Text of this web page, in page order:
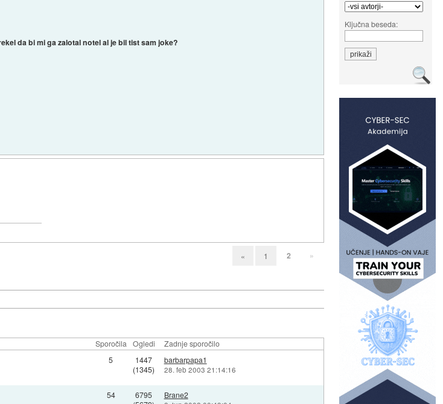
Ključna beseda:
da bi mi ga zalotal notel al je bil tist sam joke?
« 1 2 »
Sporočila Ogledi Zadnje sporočilo
5
1447
(1345)
barbarpapa1
28. feb 2003 21:14:16
54
6795
Brane2